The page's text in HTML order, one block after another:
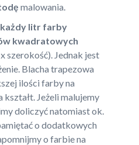
malowania.
każdy litr farby
kwadratowych
szerokość). Jednak jest
Blacha trapezowa
ilości farby na
Jeżeli malujemy
doliczyć natomiast ok.
o dodatkowych
o farbie na